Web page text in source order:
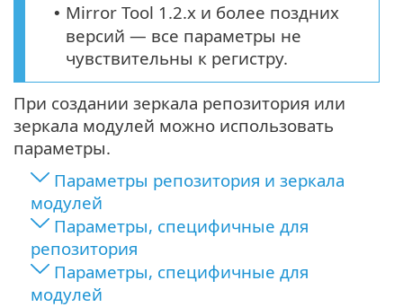
• Mirror Tool 1.2.x и более поздних
версий — все параметры не
чувствительны к регистру.
При создании зеркала репозитория или
зеркала модулей можно использовать
параметры.
Параметры репозитория и зеркала
модулей
Параметры, специфичные для
репозитория
Параметры, специфичные для
модулей